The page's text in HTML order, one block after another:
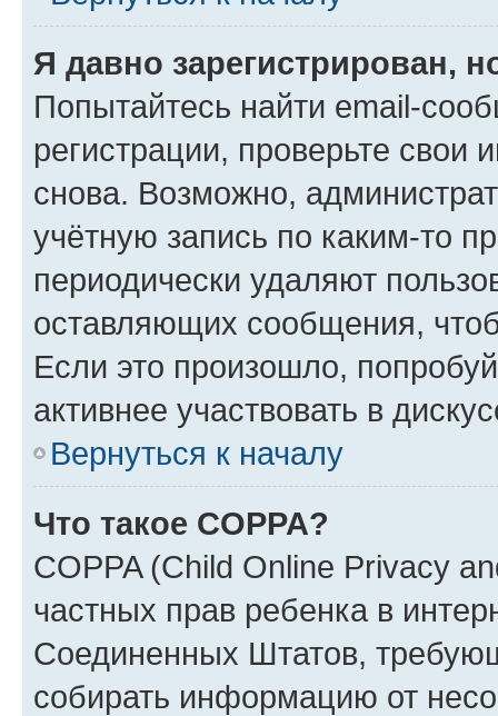
Я давно зарегистрирован,
Попытайтесь найти email-
регистрации, проверьте свои
снова. Возможно,
учётную запись по каким-то
периодически удаляют
оставляющих сообщения,
Если это произошло,
активнее участвовать в
Вернуться к началу
Что такое COPPA?
COPPA (Child Online Privacy
частных прав ребенка в
Соединенных Штатов,
собирать информацию от